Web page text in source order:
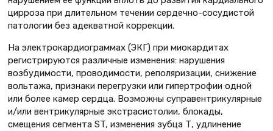
цирроза при длительном течении сердечно-сосудистой
патологии без адекватной коррекции.
На электрокардиограммах (ЭКГ) при миокардитах
регистрируются различные изменения: нарушения
возбудимости, проводимости, реполяризации, снижение
вольтажа, признаки перегрузки или гипертрофии одной
или более камер сердца. Возможны суправентрикулярные
и/или вентрикулярные экстрасистолии, блокады,
смещения сегмента ST, изменения зубца Т, удлинение